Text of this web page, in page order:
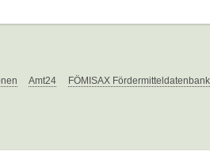
Amt24 FÖMISAX Fördermitteldatenbank